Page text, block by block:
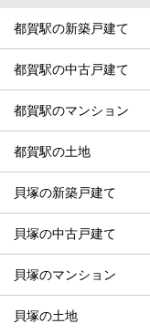
都賀駅の新築戸建て
都賀駅の中古戸建て
都賀駅のマンション
都賀駅の土地
貝塚の新築戸建て
貝塚の中古戸建て
貝塚のマンション
貝塚の土地